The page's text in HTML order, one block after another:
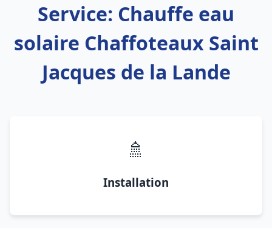
Service: Chauffe eau
solaire Chaffoteaux Saint
Jacques de la Lande
🚿
Installation